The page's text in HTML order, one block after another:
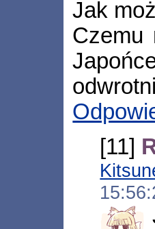
Jak
Czemu
[11]